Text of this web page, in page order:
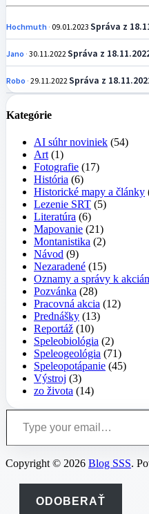
Hochmuth 09.01.2023 Správa z
Jano 30.11.2022 Správa z
Robo 29.11.2022 Správa z
Kategórie
AI súhr noviniek (54)
Art (1)
Fotografie (17)
História (6)
Historické mapy a články
Lezenie SRT (5)
Literatúra (6)
Mapovanie (21)
Montanistika (2)
Návod (9)
Nezaradené (15)
Oznamy a správy k
Pozvánka (28)
Pracovná akcia (12)
Prednášky (13)
Reportáž (10)
Speleobiológia (2)
Speleogeológia (71)
Speleopotápanie (45)
Výstroj (3)
zo života (14)
Type your email…
Copyright © 2026 Blog SSS.
ODOBERAŤ